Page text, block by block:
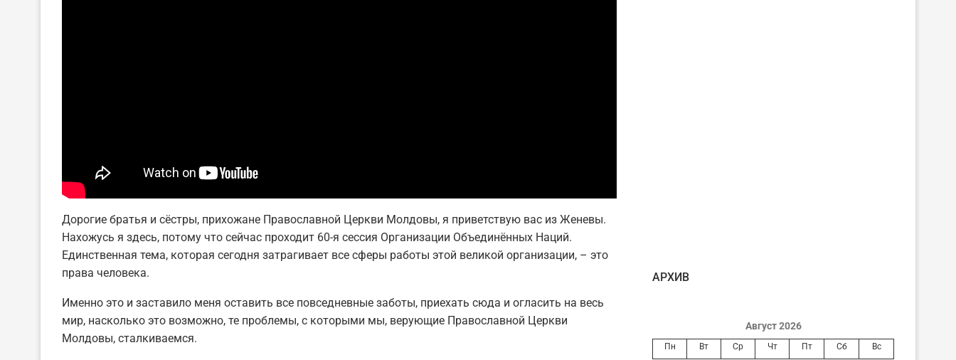
Дорогие братья и сёстры, прихожане Православной Церкви Молдовы, я приветствую вас из Женевы.
Нахожусь я здесь, потому что сейчас проходит 60-я сессия Организации Объединённых Наций.
Единственная тема, которая сегодня затрагивает все сферы работы этой великой организации, – это
права человека.
Именно это и заставило меня оставить все повседневные заботы, приехать сюда и огласить на весь
мир, насколько это возможно, те проблемы, с которыми мы, верующие Православной Церкви
Молдовы, сталкиваемся.
AРХИВ
Август 2026
Пн Вт Ср Чт Пт Сб Вс